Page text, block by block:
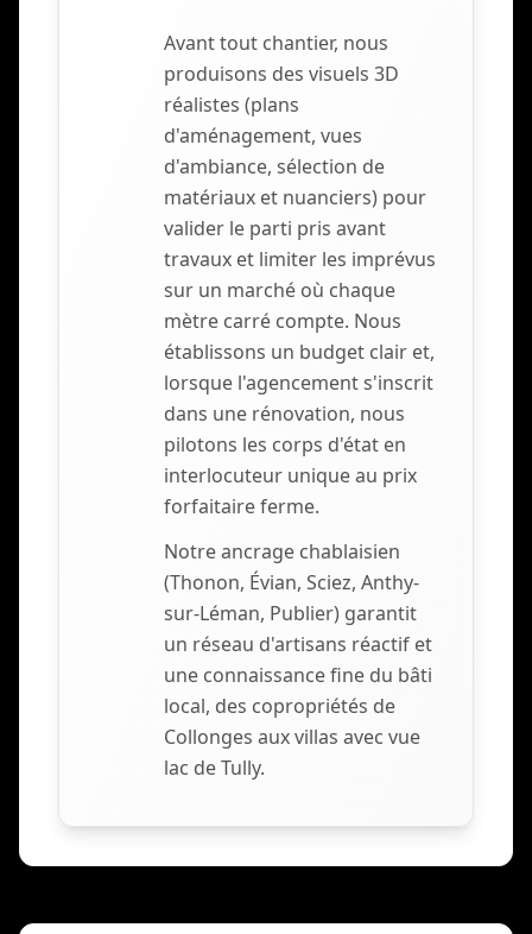
Avant tout chantier, nous
produisons des visuels 3D
réalistes (plans
d'aménagement, vues
d'ambiance, sélection de
matériaux et nuanciers) pour
valider le parti pris avant
travaux et limiter les imprévus
sur un marché où chaque
mètre carré compte. Nous
établissons un budget clair et,
lorsque l'agencement s'inscrit
dans une rénovation, nous
pilotons les corps d'état en
interlocuteur unique au prix
forfaitaire ferme.
Notre ancrage chablaisien
(Thonon, Évian, Sciez, Anthy-
sur-Léman, Publier) garantit
un réseau d'artisans réactif et
une connaissance fine du bâti
local, des copropriétés de
Collonges aux villas avec vue
lac de Tully.